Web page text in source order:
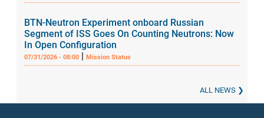
BTN-Neutron Experiment onboard Russian
Segment of ISS Goes On Counting Neutrons: Now
In Open Configuration
07/31/2026 - 08:00 |Mission Status
ALL NEWS